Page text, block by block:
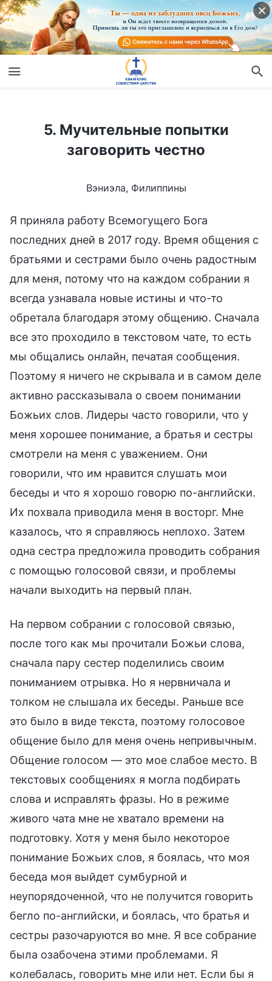
5. Мучительные попытки заговорить честно
5. Мучительные попытки
заговорить честно
Вэниэла, Филиппины
Я приняла работу Всемогущего Бога
последних дней в 2017 году. Время общения с
братьями и сестрами было очень радостным
для меня, потому что на каждом собрании я
всегда узнавала новые истины и что-то
обретала благодаря этому общению. Сначала
все это проходило в текстовом чате, то есть
мы общались онлайн, печатая сообщения.
Поэтому я ничего не скрывала и в самом деле
активно рассказывала о своем понимании
Божьих слов. Лидеры часто говорили, что у
меня хорошее понимание, а братья и сестры
смотрели на меня с уважением. Они
говорили, что им нравится слушать мои
беседы и что я хорошо говорю по-английски.
Их похвала приводила меня в восторг. Мне
казалось, что я справляюсь неплохо. Затем
одна сестра предложила проводить собрания
с помощью голосовой связи, и проблемы
начали выходить на первый план.
На первом собрании с голосовой связью,
после того как мы прочитали Божьи слова,
сначала пару сестер поделились своим
пониманием отрывка. Но я нервничала и
толком не слышала их беседы. Раньше все
это было в виде текста, поэтому голосовое
общение было для меня очень непривычным.
Общение голосом — это мое слабое место. В
текстовых сообщениях я могла подбирать
слова и исправлять фразы. Но в режиме
живого чата мне не хватало времени на
подготовку. Хотя у меня было некоторое
понимание Божьих слов, я боялась, что моя
беседа моя выйдет сумбурной и
неупорядоченной, что не получится говорить
бегло по-английски, и боялась, что братья и
сестры разочаруются во мне. Я все собрание
была озабочена этими проблемами. Я
колебалась, говорить мне или нет. Если бы я